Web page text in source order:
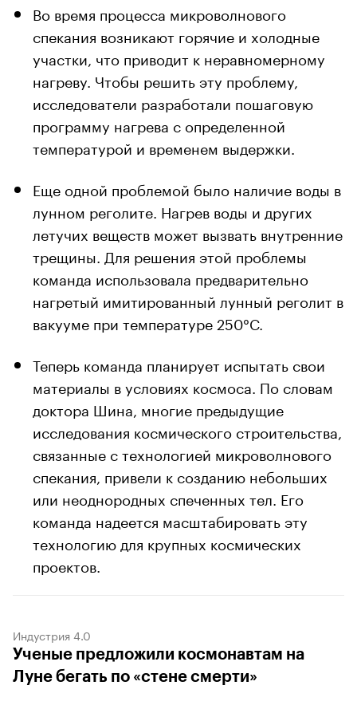
Во время процесса микроволнового
спекания возникают горячие и холодные
участки, что приводит к неравномерному
нагреву. Чтобы решить эту проблему,
исследователи разработали пошаговую
программу нагрева с определенной
температурой и временем выдержки.
Еще одной проблемой было наличие воды в
лунном реголите. Нагрев воды и других
летучих веществ может вызвать внутренние
трещины. Для решения этой проблемы
команда использовала предварительно
нагретый имитированный лунный реголит в
вакууме при температуре 250°C.
Теперь команда планирует испытать свои
материалы в условиях космоса. По словам
доктора Шина, многие предыдущие
исследования космического строительства,
связанные с технологией микроволнового
спекания, привели к созданию небольших
или неоднородных спеченных тел. Его
команда надеется масштабировать эту
технологию для крупных космических
проектов.
Индустрия 4.0
Ученые предложили космонавтам на
Луне бегать по «стене смерти»